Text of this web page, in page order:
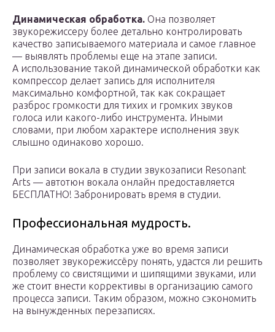
Динамическая обработка. Она позволяет
звукорежиссеру более детально контролировать
качество записываемого материала и самое главное
— выявлять проблемы еще на этапе записи.
А использование такой динамической обработки как
компрессор делает запись для исполнителя
максимально комфортной, так как сокращает
разброс громкости для тихих и громких звуков
голоса или какого-либо инструмента. Иными
словами, при любом характере исполнения звук
слышно одинаково хорошо.
При записи вокала в студии звукозаписи Resonant
Arts — автотюн вокала онлайн предоставляется
БЕСПЛАТНО! Забронировать время в студии.
Профессиональная мудрость.
Динамическая обработка уже во время записи
позволяет звукорежиссёру понять, удастся ли решить
проблему со свистящими и шипящими звуками, или
же стоит внести коррективы в организацию самого
процесса записи. Таким образом, можно сэкономить
на вынужденных перезаписях.